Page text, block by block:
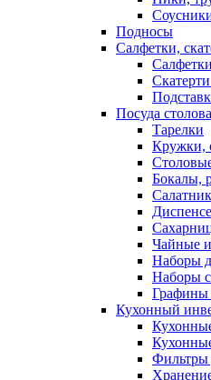
Подносы
Салфетки,
Посуда
Тарелки
Кружки,
Бокалы,
Чайные
Наборы
Наборы
Кухонный
Фильтры